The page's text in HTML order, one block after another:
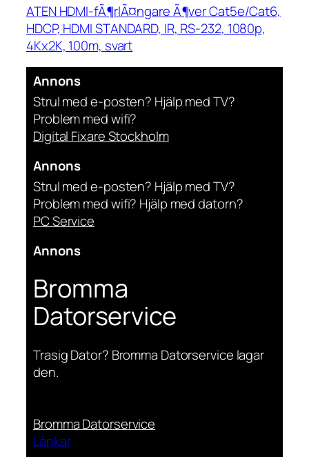
ATEN HDMI-fÃ¶rlÃ¤ngare Ã¶ver Cat5e/Cat6,
HDCP, HDMI STANDARD, IR, RS-232, 1080p,
4Kx2K, 100m, svart
Annons
Strul med e-posten? Hjälp med TV?
Problem med wifi?
Digital Fixare Stockholm
Annons
Strul med e-posten? Hjälp med TV?
Problem med wifi? Hjälp med datorn?
PC Service
Annons
Bromma
Datorservice
Trasig Dator? Bromma Datorservice lagar
den.
Bromma Datorservice
Länkar